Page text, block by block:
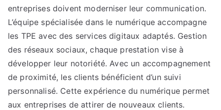
entreprises doivent moderniser leur communication.
L’équipe spécialisée dans le numérique accompagne
les TPE avec des services digitaux adaptés. Gestion
des réseaux sociaux, chaque prestation vise à
développer leur notoriété. Avec un accompagnement
de proximité, les clients bénéficient d’un suivi
personnalisé. Cette expérience du numérique permet
aux entreprises de attirer de nouveaux clients.